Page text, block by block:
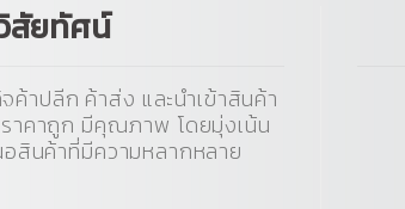
สัยทัศน์
ค้าปลีก ค้าส่ง และนำเข้าสินค้า
าคาถูก มีคุณภาพ โดยมุ่งเน้น
อสินค้าที่มีความหลากหลาย